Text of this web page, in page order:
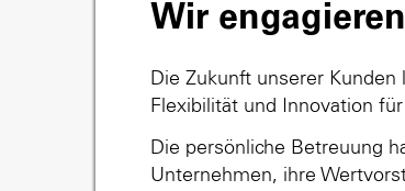
Wir
Die Zukunft unserer
Flexibilität und Innovation
Die persönliche Betreuung
Unternehmen, ihre